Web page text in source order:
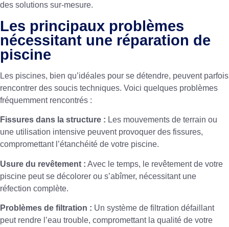
des solutions sur-mesure.
Les principaux problèmes
nécessitant une réparation de
piscine
Les piscines, bien qu’idéales pour se détendre, peuvent parfois
rencontrer des soucis techniques. Voici quelques problèmes
fréquemment rencontrés :
Fissures dans la structure : Les mouvements de terrain ou
une utilisation intensive peuvent provoquer des fissures,
compromettant l’étanchéité de votre piscine.
Usure du revêtement : Avec le temps, le revêtement de votre
piscine peut se décolorer ou s’abîmer, nécessitant une
réfection complète.
Problèmes de filtration : Un système de filtration défaillant
peut rendre l’eau trouble, compromettant la qualité de votre